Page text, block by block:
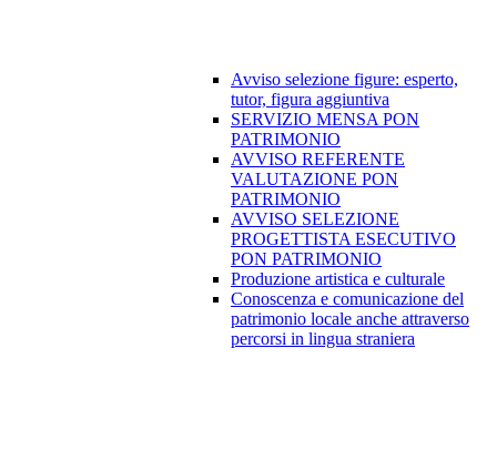
Avviso selezione figure: esperto,
tutor, figura aggiuntiva
SERVIZIO MENSA PON
PATRIMONIO
AVVISO REFERENTE
VALUTAZIONE PON
PATRIMONIO
AVVISO SELEZIONE
PROGETTISTA ESECUTIVO
PON PATRIMONIO
Produzione artistica e culturale
Conoscenza e comunicazione del
patrimonio locale anche attraverso
percorsi in lingua straniera